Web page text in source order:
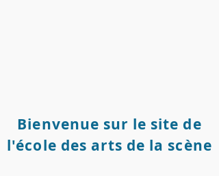
Bienvenue sur le site de
l'école des arts de la scène